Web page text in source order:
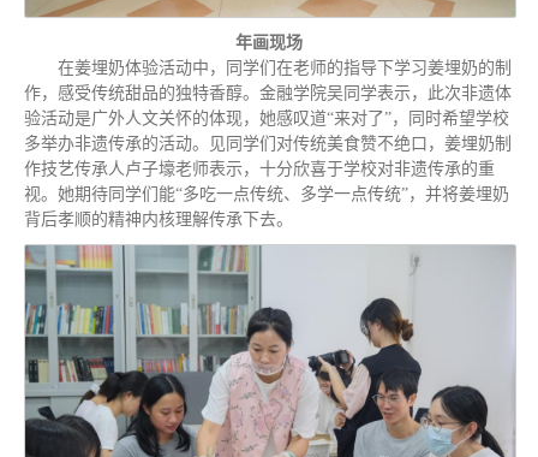
年画现场
在姜埋奶体验活动中，同学们在老师的指导下学习姜埋奶的制
作，感受传统甜品的独特香醇。金融学院吴同学表示，此次非遗体
验活动是广外人文关怀的体现，她感叹道“来对了”，同时希望学校
多举办非遗传承的活动。见同学们对传统美食赞不绝口，姜埋奶制
作技艺传承人卢子壕老师表示，十分欣喜于学校对非遗传承的重
视。她期待同学们能“多吃一点传统、多学一点传统”，并将姜埋奶
背后孝顺的精神内核理解传承下去。